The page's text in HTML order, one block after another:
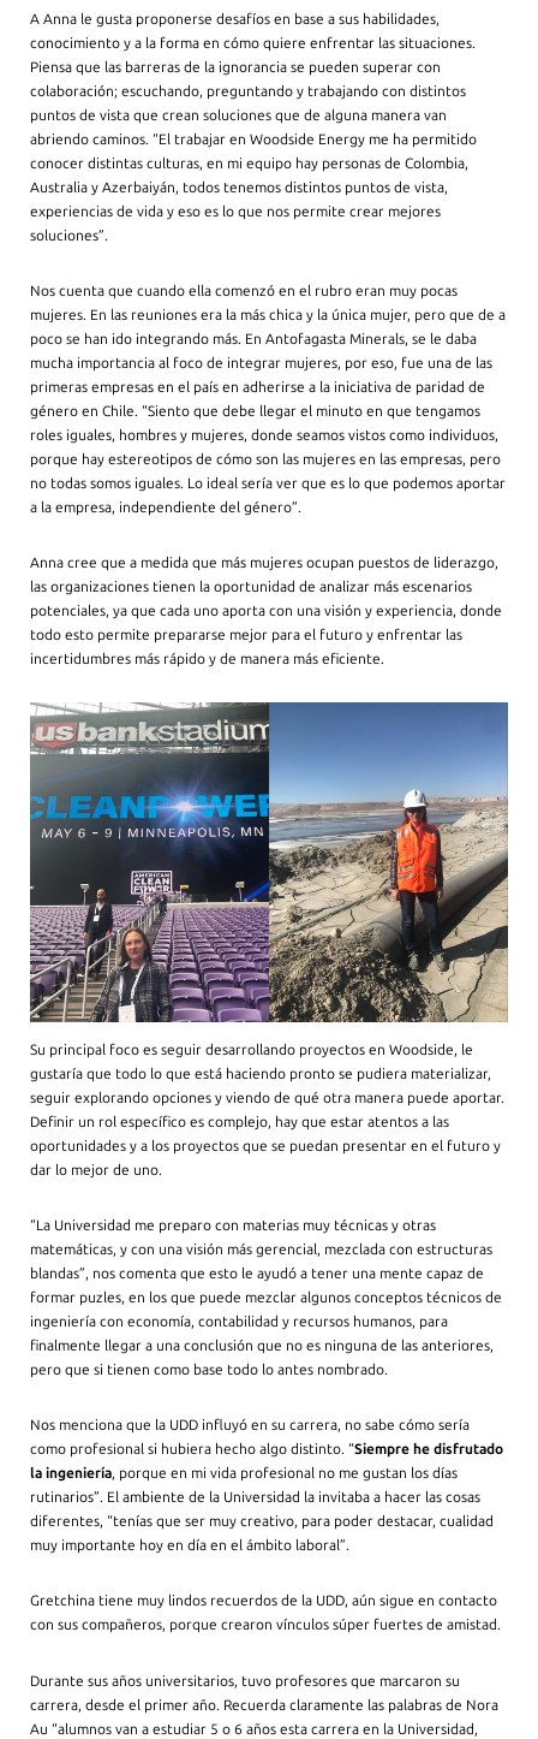
A Anna le gusta proponerse desafíos en base a sus habilidades,
conocimiento y a la forma en cómo quiere enfrentar las situaciones.
Piensa que las barreras de la ignorancia se pueden superar con
colaboración; escuchando, preguntando y trabajando con distintos
puntos de vista que crean soluciones que de alguna manera van
abriendo caminos. “El trabajar en Woodside Energy me ha permitido
conocer distintas culturas, en mi equipo hay personas de Colombia,
Australia y Azerbaiyán, todos tenemos distintos puntos de vista,
experiencias de vida y eso es lo que nos permite crear mejores
soluciones”.
Nos cuenta que cuando ella comenzó en el rubro eran muy pocas
mujeres. En las reuniones era la más chica y la única mujer, pero que de a
poco se han ido integrando más. En Antofagasta Minerals, se le daba
mucha importancia al foco de integrar mujeres, por eso, fue una de las
primeras empresas en el país en adherirse a la iniciativa de paridad de
género en Chile. “Siento que debe llegar el minuto en que tengamos
roles iguales, hombres y mujeres, donde seamos vistos como individuos,
porque hay estereotipos de cómo son las mujeres en las empresas, pero
no todas somos iguales. Lo ideal sería ver que es lo que podemos aportar
a la empresa, independiente del género”.
Anna cree que a medida que más mujeres ocupan puestos de liderazgo,
las organizaciones tienen la oportunidad de analizar más escenarios
potenciales, ya que cada uno aporta con una visión y experiencia, donde
todo esto permite prepararse mejor para el futuro y enfrentar las
incertidumbres más rápido y de manera más eficiente.
Su principal foco es seguir desarrollando proyectos en Woodside, le
gustaría que todo lo que está haciendo pronto se pudiera materializar,
seguir explorando opciones y viendo de qué otra manera puede aportar.
Definir un rol específico es complejo, hay que estar atentos a las
oportunidades y a los proyectos que se puedan presentar en el futuro y
dar lo mejor de uno.
“La Universidad me preparo con materias muy técnicas y otras
matemáticas, y con una visión más gerencial, mezclada con estructuras
blandas”, nos comenta que esto le ayudó a tener una mente capaz de
formar puzles, en los que puede mezclar algunos conceptos técnicos de
ingeniería con economía, contabilidad y recursos humanos, para
finalmente llegar a una conclusión que no es ninguna de las anteriores,
pero que si tienen como base todo lo antes nombrado.
Nos menciona que la UDD influyó en su carrera, no sabe cómo sería
como profesional si hubiera hecho algo distinto. “Siempre he disfrutado
la ingeniería, porque en mi vida profesional no me gustan los días
rutinarios”. El ambiente de la Universidad la invitaba a hacer las cosas
diferentes, “tenías que ser muy creativo, para poder destacar, cualidad
muy importante hoy en día en el ámbito laboral”.
Gretchina tiene muy lindos recuerdos de la UDD, aún sigue en contacto
con sus compañeros, porque crearon vínculos súper fuertes de amistad.
Durante sus años universitarios, tuvo profesores que marcaron su
carrera, desde el primer año. Recuerda claramente las palabras de Nora
Au “alumnos van a estudiar 5 o 6 años esta carrera en la Universidad,